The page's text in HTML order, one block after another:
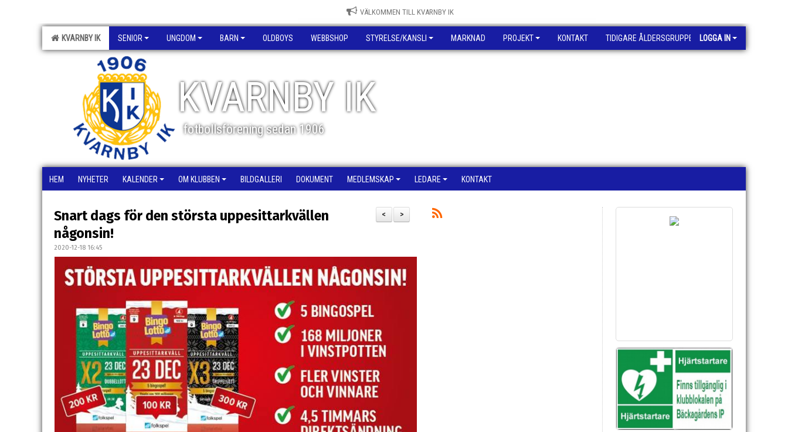
VÄLKOMMEN TILL KVARNBY IK
KVARNBY IK SENIOR UNGDOM BARN OLDBOYS WEBBSHOP STYRELSE/KANSLI MARKNAD PROJEKT KONTAKT TIDIGARE ÅLDERSGRUPPER LOGGA IN
KVARNBY IK
fotbollsförening sedan 1906
HEM NYHETER KALENDER OM KLUBBEN BILDGALLERI DOKUMENT MEDLEMSKAP LEDARE KONTAKT
>
<
Snart dags för den största uppesittarkvällen
någonsin!
2020-12-18 16:45